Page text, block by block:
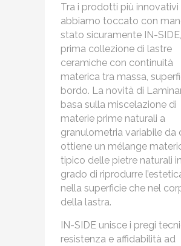
Tra i prodotti più innovativi
abbiamo toccato con
stato sicuramente IN-
prima collezione di lastre
ceramiche con continuità
materica tra massa,
bordo. La novità di
basa sulla miscelazione di
materie prime naturali a
granulometria variabile da
ottiene un mélange
tipico delle pietre naturali in
grado di riprodurre
nella superficie che nel
della lastra.
IN-SIDE unisce i pregi
resistenza e affidabilità ad